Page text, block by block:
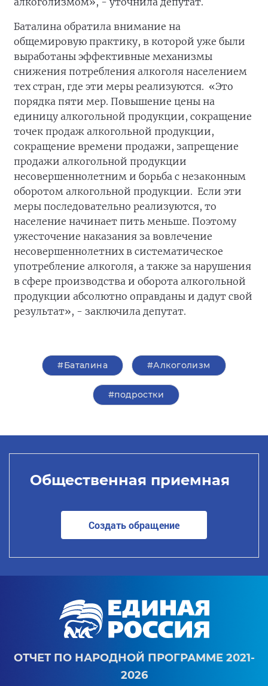
Баталина обратила внимание на
общемировую практику, в которой уже были
выработаны эффективные механизмы
снижения потребления алкоголя населением
тех стран, где эти меры реализуются. «Это
порядка пяти мер. Повышение цены на
единицу алкогольной продукции, сокращение
точек продаж алкогольной продукции,
сокращение времени продажи, запрещение
продажи алкогольной продукции
несовершеннолетним и борьба с незаконным
оборотом алкогольной продукции. Если эти
меры последовательно реализуются, то
население начинает пить меньше. Поэтому
ужесточение наказания за вовлечение
несовершеннолетних в систематическое
употребление алкоголя, а также за нарушения
в сфере производства и оборота алкогольной
продукции абсолютно оправданы и дадут свой
результат», - заключила депутат.
#Баталина #Алкоголизм
#подростки
Общественная приемная
Создать обращение
ОТЧЕТ ПО НАРОДНОЙ ПРОГРАММЕ 2021-
2026